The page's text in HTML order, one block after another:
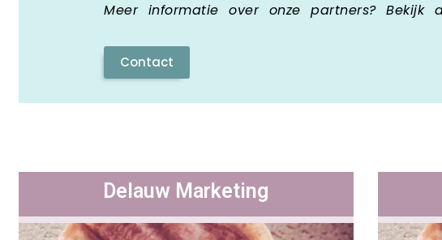
Meer informatie over onze partners?
Contact
Delauw Marketing